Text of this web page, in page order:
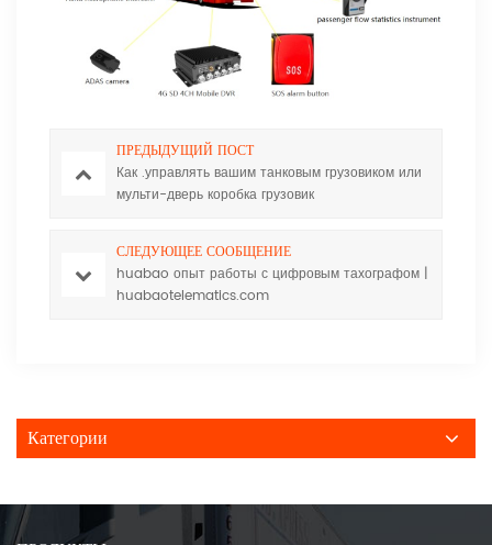
ПРЕДЫДУЩИЙ ПОСТ
Как .управлять вашим танковым грузовиком или
мульти-дверь коробка грузовик
СЛЕДУЮЩЕЕ СООБЩЕНИЕ
huabao опыт работы с цифровым тахографом |
huabaotelematics.com
Категории